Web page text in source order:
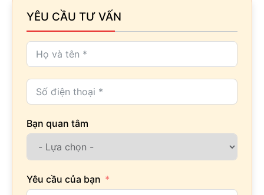
YÊU CẦU TƯ VẤN
Bạn quan tâm
Yêu cầu của bạn